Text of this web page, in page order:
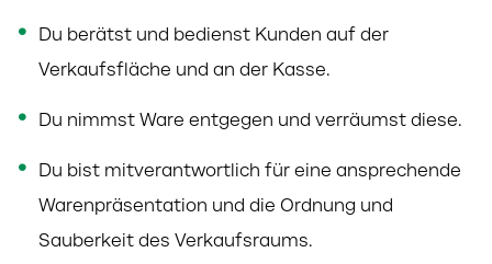
Du berätst und bedienst Kunden auf der
Verkaufsfläche und an der Kasse.
Du nimmst Ware entgegen und verräumst diese.
Du bist mitverantwortlich für eine ansprechende
Warenpräsentation und die Ordnung und
Sauberkeit des Verkaufsraums.